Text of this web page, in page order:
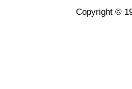
Copyright ©